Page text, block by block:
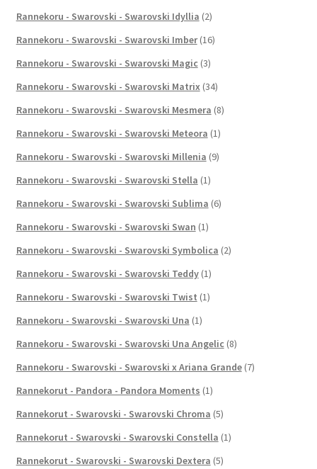
Rannekoru - Swarovski - Swarovski Idyllia (2)
Rannekoru - Swarovski - Swarovski Imber (16)
Rannekoru - Swarovski - Swarovski Magic (3)
Rannekoru - Swarovski - Swarovski Matrix (34)
Rannekoru - Swarovski - Swarovski Mesmera (8)
Rannekoru - Swarovski - Swarovski Meteora (1)
Rannekoru - Swarovski - Swarovski Millenia (9)
Rannekoru - Swarovski - Swarovski Stella (1)
Rannekoru - Swarovski - Swarovski Sublima (6)
Rannekoru - Swarovski - Swarovski Swan (1)
Rannekoru - Swarovski - Swarovski Symbolica (2)
Rannekoru - Swarovski - Swarovski Teddy (1)
Rannekoru - Swarovski - Swarovski Twist (1)
Rannekoru - Swarovski - Swarovski Una (1)
Rannekoru - Swarovski - Swarovski Una Angelic (8)
Rannekoru - Swarovski - Swarovski x Ariana Grande (7)
Rannekorut - Pandora - Pandora Moments (1)
Rannekorut - Swarovski - Swarovski Chroma (5)
Rannekorut - Swarovski - Swarovski Constella (1)
Rannekorut - Swarovski - Swarovski Dextera (5)